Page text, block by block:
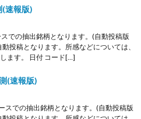
(速報版)
での抽出銘柄となります。(自動投稿版
投稿となります。所感などについては、
ます。 日付 コード[…]
(速報版)
スでの抽出銘柄となります。(自動投稿版